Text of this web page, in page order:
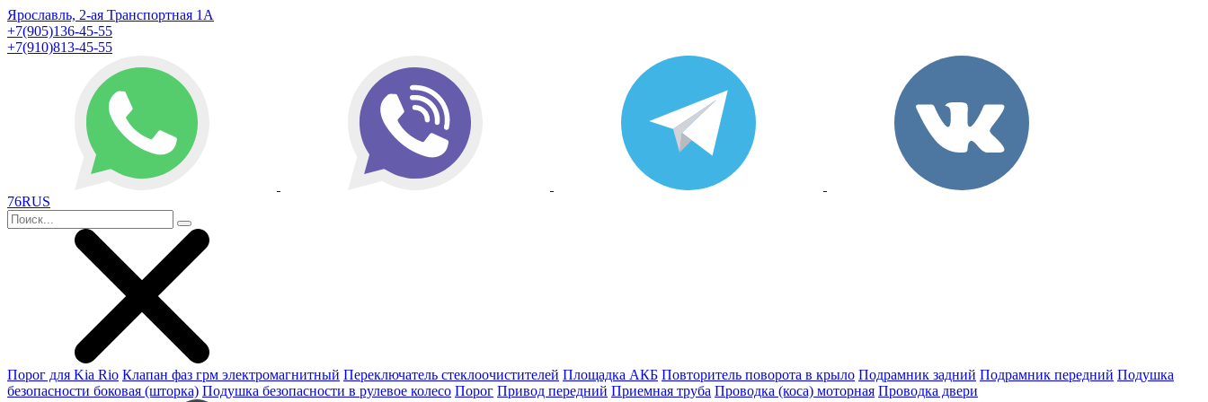
Ярославль, 2-ая Транспортная 1А
+7(905)136-45-55
+7(910)813-45-55
76RUS
Порог для Kia Rio Клапан фаз грм электромагнитный Переключатель стеклоочистителей Площадка АКБ Повторитель поворота в крыло Подрамник задний Подрамник передний Подушка
безопасности боковая (шторка) Подушка безопасности в рулевое колесо Порог Привод передний Приемная труба Проводка (коса) моторная Проводка двери